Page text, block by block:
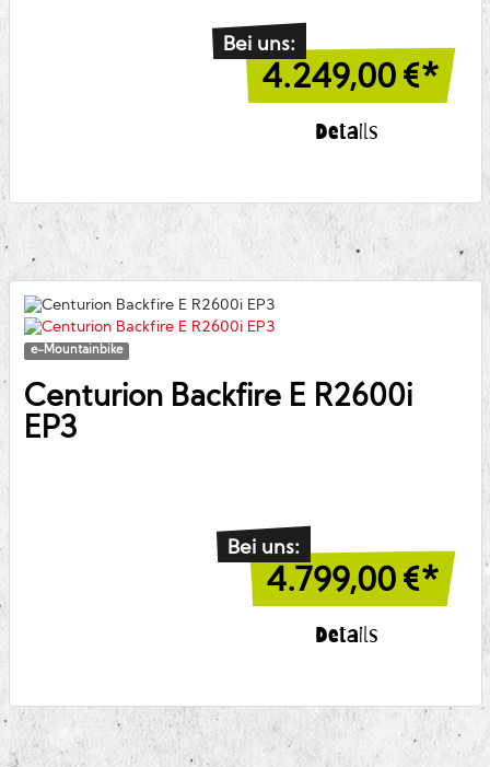
Bei uns:
4.249,00 €*
Details
e-Mountainbike
CenturionBackfire E R2600i
EP3
Bei uns:
4.799,00 €*
Details